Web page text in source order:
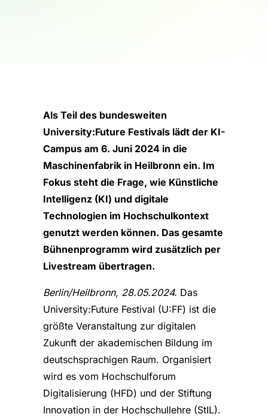
Als Teil des bundesweiten
University:Future Festivals lädt der KI-
Campus am 6. Juni 2024 in die
Maschinenfabrik in Heilbronn ein. Im
Fokus steht die Frage, wie Künstliche
Intelligenz (KI) und digitale
Technologien im Hochschulkontext
genutzt werden können. Das gesamte
Bühnenprogramm wird zusätzlich per
Livestream übertragen.
Berlin/Heilbronn, 28.05.2024. Das
University:Future Festival (U:FF) ist die
größte Veranstaltung zur digitalen
Zukunft der akademischen Bildung im
deutschsprachigen Raum. Organisiert
wird es vom Hochschulforum
Digitalisierung (HFD) und der Stiftung
Innovation in der Hochschullehre (StIL).